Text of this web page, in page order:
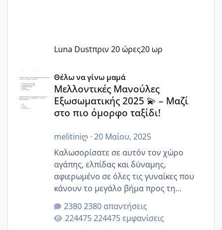
Luna Dustπριν 20 ώρες20 ωρ
Μελλοντικές Μανούλες Εξωσωματικής 2025 💫 – Μαζί
Θέλω να γίνω μαμά
Μελλοντικές Μανούλες
Εξωσωματικής 2025 💫 – Μαζί
στο πιο όμορφο ταξίδι!
melitiniღ · 20 Μαίου, 2025
Καλωσορίσατε σε αυτόν τον χώρο
αγάπης, ελπίδας και δύναμης,
αφιερωμένο σε όλες τις γυναίκες που
κάνουν το μεγάλο βήμα προς τη
μητρότητα μέσω εξωσωματικής το 2025.
Εδώ θα μοιραστούμε αγωνίες, χαρές,
εμπειρίες και κάθε μικρή ή μεγάλη
2380 απαντήσεις
224475 εμφανίσεις